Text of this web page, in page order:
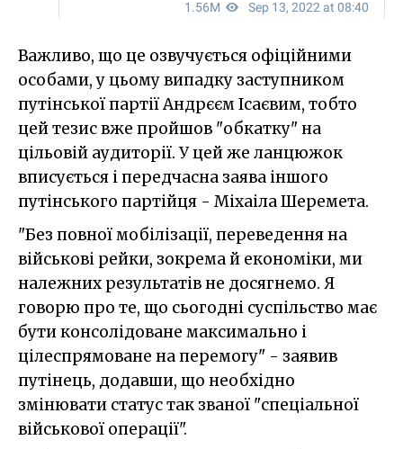
Важливо, що це озвучується офіційними
особами, у цьому випадку заступником
путінської партії Андрєєм Ісаєвим, тобто
цей тезис вже пройшов "обкатку" на
цільовій аудиторії. У цей же ланцюжок
вписується і передчасна заява іншого
путінського партійця - Міхаіла Шеремета.
"Без повної мобілізації, переведення на
військові рейки, зокрема й економіки, ми
належних результатів не досягнемо. Я
говорю про те, що сьогодні суспільство має
бути консолідоване максимально і
цілеспрямоване на перемогу" - заявив
путінець, додавши, що необхідно
змінювати статус так званої "спеціальної
військової операції".